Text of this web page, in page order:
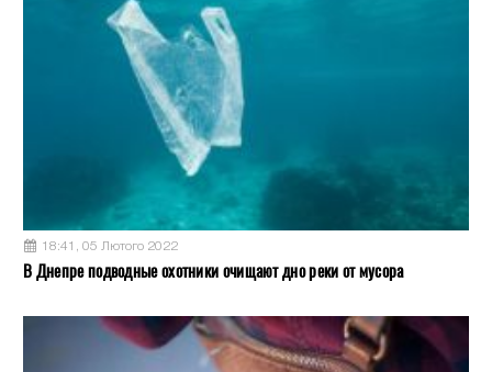
18:41, 05 Лютого 2022
В Днепре подводные охотники очищают дно реки от мусора